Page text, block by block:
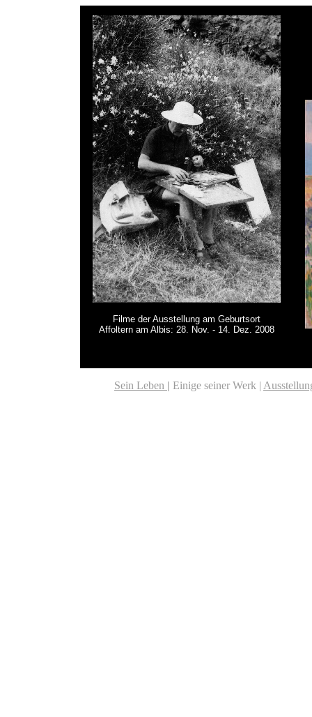
Filme der Ausstellung am Geburtsort
Affoltern am Albis: 28. Nov. - 14. Dez. 2008
Sein Leben | Einige seiner Werk |